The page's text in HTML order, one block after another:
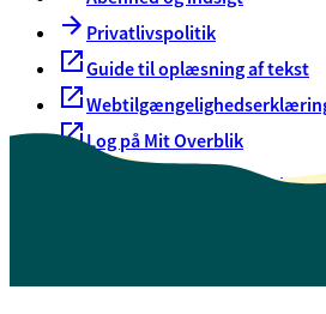
Privatlivspolitik
Guide til oplæsning af tekst
Log på Mit Overblik
Oversigt